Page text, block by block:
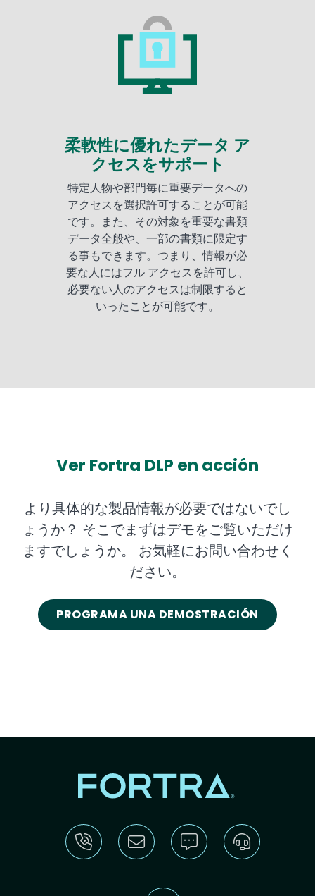
柔軟性に優れたデータ ア
クセスをサポート
特定人物や部門毎に重要データへの
アクセスを選択許可することが可能
です。また、その対象を重要な書類
データ全般や、一部の書類に限定す
る事もできます。つまり、情報が必
要な人にはフル アクセスを許可し、
必要ない人のアクセスは制限すると
いったことが可能です。
Ver Fortra DLP en acción
より具体的な製品情報が必要ではないでし
ょうか？ そこでまずはデモをご覧いただけ
ますでしょうか。 お気軽にお問い合わせく
ださい。
PROGRAMA UNA DEMOSTRACIÓN